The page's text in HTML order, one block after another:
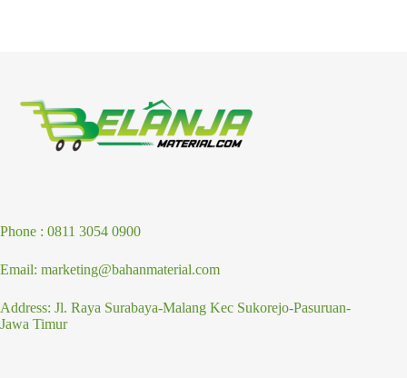
Phone : 0811 3054 0900
Email: marketing@bahanmaterial.com
Address: Jl. Raya Surabaya-Malang Kec Sukorejo-Pasuruan-
Jawa Timur